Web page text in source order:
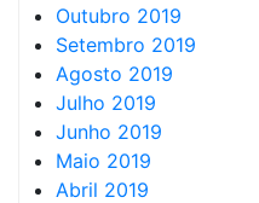
Outubro 2019
Setembro 2019
Agosto 2019
Julho 2019
Junho 2019
Maio 2019
Abril 2019